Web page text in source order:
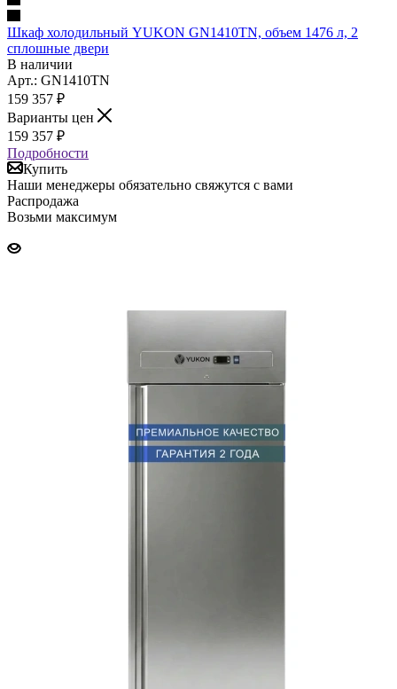
Шкаф холодильный YUKON GN1410TN, объем 1476 л, 2
сплошные двери
В наличии
Арт.: GN1410TN
159 357 ₽
Варианты цен
159 357 ₽
Подробности
Купить
Наши менеджеры обязательно свяжутся с вами
Распродажа
Возьми максимум